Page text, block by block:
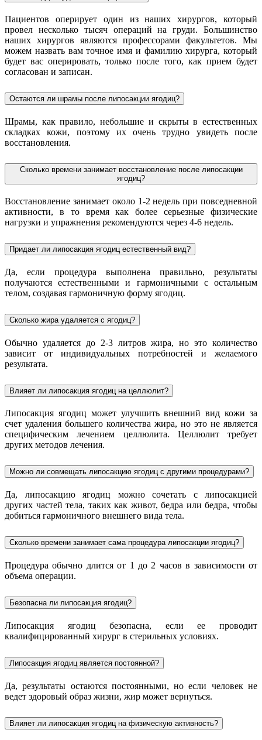
Пациентов оперирует один из наших хирургов, который
провел несколько тысяч операций на груди. Большинство
наших хирургов являются профессорами факультетов. Мы
можем назвать вам точное имя и фамилию хирурга, который
будет вас оперировать, только после того, как прием будет
согласован и записан.
Остаются ли шрамы после липосакции ягодиц?
Шрамы, как правило, небольшие и скрыты в естественных
складках кожи, поэтому их очень трудно увидеть после
восстановления.
Сколько времени занимает восстановление после липосакции
ягодиц?
Восстановление занимает около 1-2 недель при повседневной
активности, в то время как более серьезные физические
нагрузки и упражнения рекомендуются через 4-6 недель.
Придает ли липосакция ягодиц естественный вид?
Да, если процедура выполнена правильно, результаты
получаются естественными и гармоничными с остальным
телом, создавая гармоничную форму ягодиц.
Сколько жира удаляется с ягодиц?
Обычно удаляется до 2-3 литров жира, но это количество
зависит от индивидуальных потребностей и желаемого
результата.
Влияет ли липосакция ягодиц на целлюлит?
Липосакция ягодиц может улучшить внешний вид кожи за
счет удаления большего количества жира, но это не является
специфическим лечением целлюлита. Целлюлит требует
других методов лечения.
Можно ли совмещать липосакцию ягодиц с другими процедурами?
Да, липосакцию ягодиц можно сочетать с липосакцией
других частей тела, таких как живот, бедра или бедра, чтобы
добиться гармоничного внешнего вида тела.
Сколько времени занимает сама процедура липосакции ягодиц?
Процедура обычно длится от 1 до 2 часов в зависимости от
объема операции.
Безопасна ли липосакция ягодиц?
Липосакция ягодиц безопасна, если ее проводит
квалифицированный хирург в стерильных условиях.
Липосакция ягодиц является постоянной?
Да, результаты остаются постоянными, но если человек не
ведет здоровый образ жизни, жир может вернуться.
Влияет ли липосакция ягодиц на физическую активность?